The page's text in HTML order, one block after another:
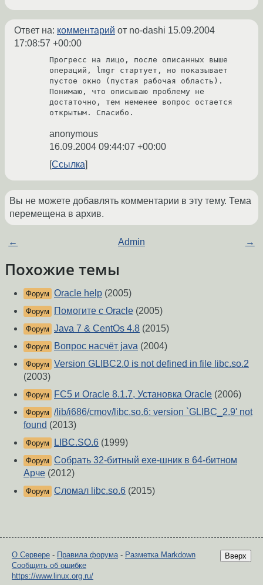
Ответ на: комментарий от no-dashi 15.09.2004
17:08:57 +00:00
Прогресс на лицо, после описанных выше
операций, lmgr стартует, но показывает
пустое окно (пустая рабочая область).
Понимаю, что описываю проблему не
достаточно, тем неменее вопрос остается
открытым. Спасибо.
anonymous
16.09.2004 09:44:07 +00:00
Ссылка
Вы не можете добавлять комментарии в эту тему. Тема
перемещена в архив.
← Admin →
Похожие темы
Форум Oracle help (2005)
Форум Помогите с Oracle (2005)
Форум Java 7 & CentOs 4.8 (2015)
Форум Вопрос насчёт java (2004)
Форум Version GLIBC2.0 is not defined in file libc.so.2
(2003)
Форум FC5 и Oracle 8.1.7, Установка Oracle (2006)
Форум /lib/i686/cmov/libc.so.6: version `GLIBC_2.9' not
found (2013)
Форум LIBC.SO.6 (1999)
Форум Собрать 32-битный exe-шник в 64-битном
Арче (2012)
Форум Сломал libc.so.6 (2015)
Вверх
О Сервере - Правила форума- Разметка Markdown
Сообщить об ошибке
https://www.linux.org.ru/